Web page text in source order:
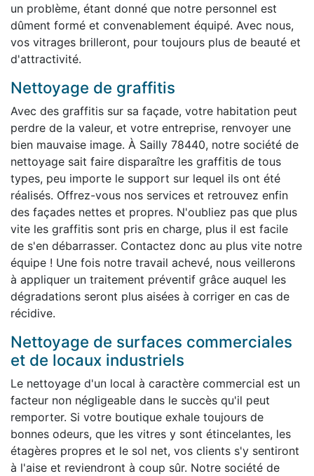
un problème, étant donné que notre personnel est
dûment formé et convenablement équipé. Avec nous,
vos vitrages brilleront, pour toujours plus de beauté et
d'attractivité.
Nettoyage de graffitis
Avec des graffitis sur sa façade, votre habitation peut
perdre de la valeur, et votre entreprise, renvoyer une
bien mauvaise image. À Sailly 78440, notre société de
nettoyage sait faire disparaître les graffitis de tous
types, peu importe le support sur lequel ils ont été
réalisés. Offrez-vous nos services et retrouvez enfin
des façades nettes et propres. N'oubliez pas que plus
vite les graffitis sont pris en charge, plus il est facile
de s'en débarrasser. Contactez donc au plus vite notre
équipe ! Une fois notre travail achevé, nous veillerons
à appliquer un traitement préventif grâce auquel les
dégradations seront plus aisées à corriger en cas de
récidive.
Nettoyage de surfaces commerciales
et de locaux industriels
Le nettoyage d'un local à caractère commercial est un
facteur non négligeable dans le succès qu'il peut
remporter. Si votre boutique exhale toujours de
bonnes odeurs, que les vitres y sont étincelantes, les
étagères propres et le sol net, vos clients s'y sentiront
à l'aise et reviendront à coup sûr. Notre société de